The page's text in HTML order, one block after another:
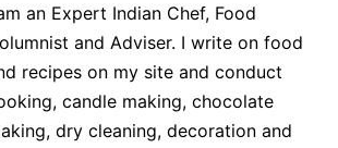
an Expert Indian Chef, Food
and Adviser. I write on food
recipes on my site and conduct
candle making, chocolate
dry cleaning, decoration and